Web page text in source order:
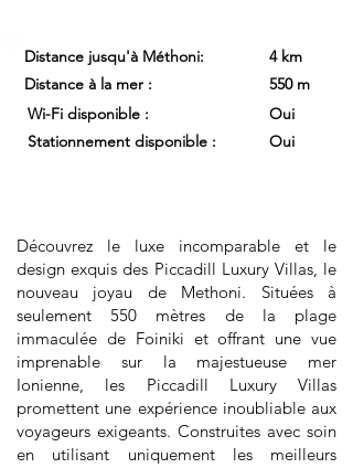
Stationnement disponible : Oui
Wi-Fi disponible : Oui
Distance à la mer : 550 m
Distance jusqu'à Méthoni: 4 km
Découvrez le luxe incomparable et le
design exquis des Piccadill Luxury Villas, le
nouveau joyau de Methoni. Situées à
seulement 550 mètres de la plage
immaculée de Foiniki et offrant une vue
imprenable sur la majestueuse mer
Ionienne, les Piccadill Luxury Villas
promettent une expérience inoubliable aux
voyageurs exigeants. Construites avec soin
en utilisant uniquement les meilleurs